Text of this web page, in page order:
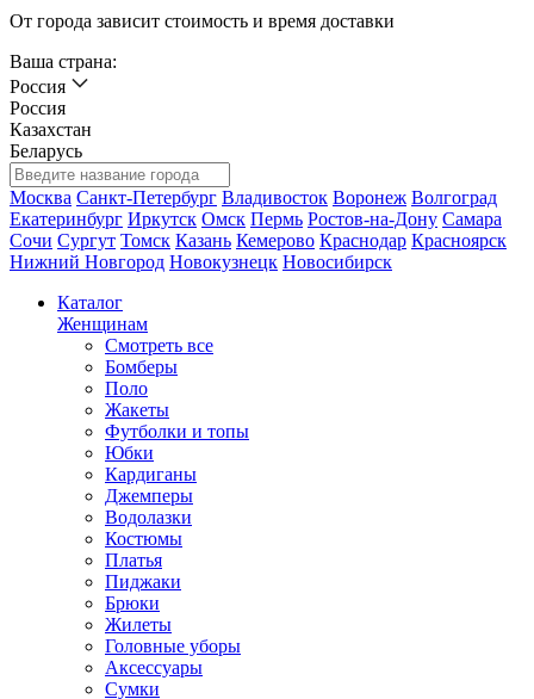
От города зависит стоимость и время доставки
Ваша страна:
Россия
Россия
Казахстан
Беларусь
Москва Санкт-Петербург Владивосток Воронеж Волгоград
Екатеринбург Иркутск Омск Пермь Ростов-на-Дону Самара
Сочи Сургут Томск Казань Кемерово Краснодар Красноярск
Нижний Новгород Новокузнецк Новосибирск
Каталог
Женщинам
Смотреть все
Бомберы
Поло
Жакеты
Футболки и топы
Юбки
Кардиганы
Джемперы
Водолазки
Костюмы
Платья
Пиджаки
Брюки
Жилеты
Головные уборы
Аксессуары
Сумки